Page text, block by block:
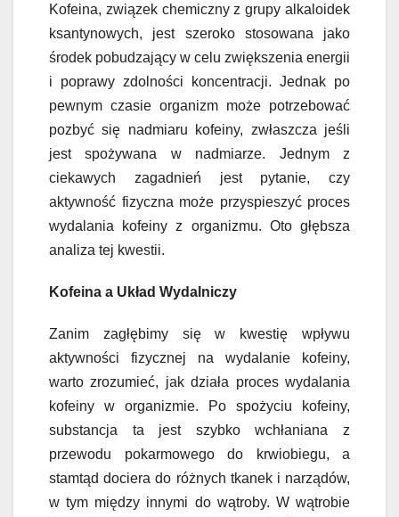
Kofeina, związek chemiczny z grupy alkaloidek
ksantynowych, jest szeroko stosowana jako
środek pobudzający w celu zwiększenia energii
i poprawy zdolności koncentracji. Jednak po
pewnym czasie organizm może potrzebować
pozbyć się nadmiaru kofeiny, zwłaszcza jeśli
jest spożywana w nadmiarze. Jednym z
ciekawych zagadnień jest pytanie, czy
aktywność fizyczna może przyspieszyć proces
wydalania kofeiny z organizmu. Oto głębsza
analiza tej kwestii.
Kofeina a Układ Wydalniczy
Zanim zagłębimy się w kwestię wpływu
aktywności fizycznej na wydalanie kofeiny,
warto zrozumieć, jak działa proces wydalania
kofeiny w organizmie. Po spożyciu kofeiny,
substancja ta jest szybko wchłaniana z
przewodu pokarmowego do krwiobiegu, a
stamtąd dociera do różnych tkanek i narządów,
w tym między innymi do wątroby. W wątrobie